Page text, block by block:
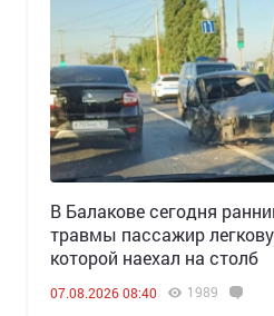
В Балакове сегодня
травмы пассажир
которой наехал на столб
07.08.2026 08:40 1989